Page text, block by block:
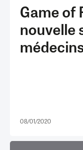
Game of
nouvelle
08/01/2020